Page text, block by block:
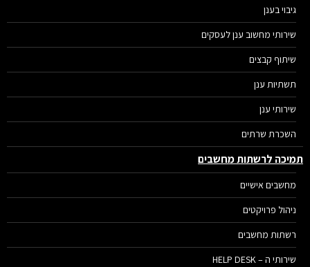
גיבוי בענן
שירותי מחשוב ענן לעסקים
שיתוף קבצים
תשתיות ענן
שירותי ענן
השכרת שרתים
לרשתות מחשבים
מחשבים אישיים
ניהול פרויקטים
רשתות מחשבים
שירותי ה – HELP DESK